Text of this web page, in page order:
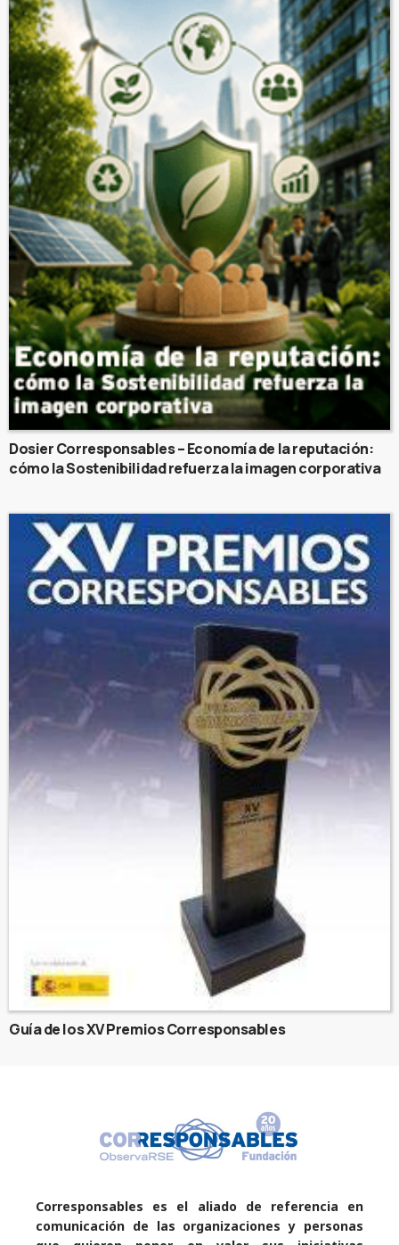
Dosier Corresponsables – Economía de la reputación:
cómo la Sostenibilidad refuerza la imagen corporativa
Guía de los XV Premios Corresponsables
Corresponsables es el aliado de referencia en
comunicación de las organizaciones y personas